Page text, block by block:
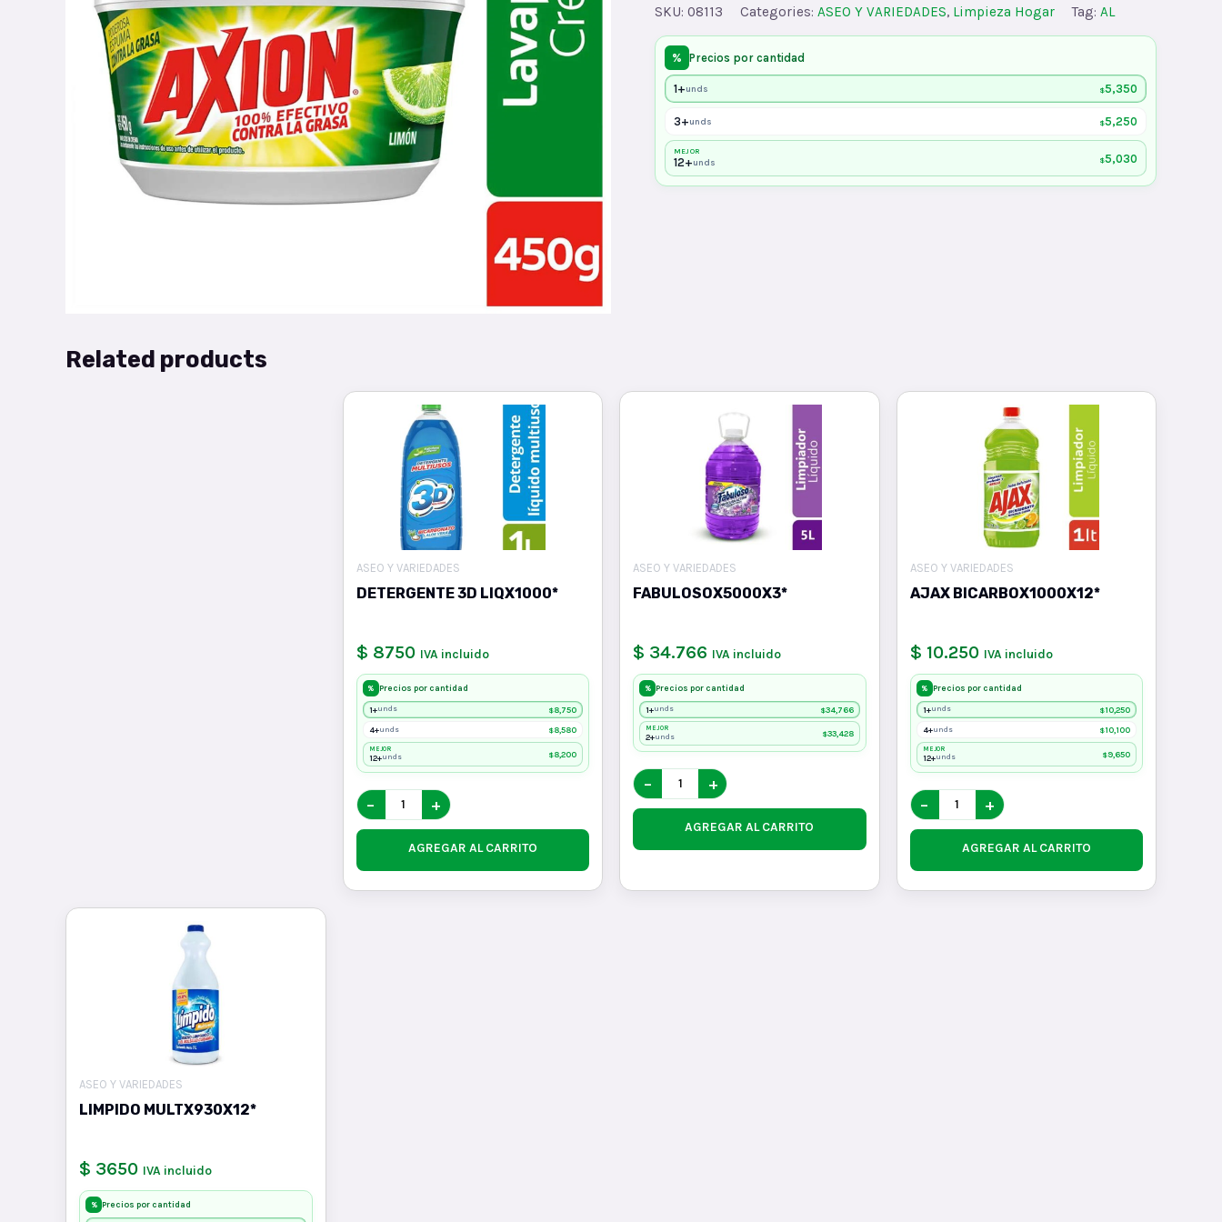
SKU: 08113 Categories: ASEO Y VARIEDADES, Limpieza Hogar Tag: AL
% Precios por cantidad
1+unds $5,350
3+unds $5,250
MEJOR
12+unds $5,030
Related products
ASEO Y VARIEDADES
DETERGENTE 3D LIQX1000*
$ 8750 IVA incluido
% Precios por cantidad
1+unds $8,750
4+unds $8,580
MEJOR
12+unds $8,200
− +
AGREGAR AL CARRITO
ASEO Y VARIEDADES
FABULOSOX5000X3*
$ 34.766 IVA incluido
% Precios por cantidad
1+unds $34,766
MEJOR
2+unds $33,428
− +
AGREGAR AL CARRITO
ASEO Y VARIEDADES
AJAX BICARBOX1000X12*
$ 10.250 IVA incluido
% Precios por cantidad
1+unds $10,250
4+unds $10,100
MEJOR
12+unds $9,650
− +
AGREGAR AL CARRITO
ASEO Y VARIEDADES
LIMPIDO MULTX930X12*
$ 3650 IVA incluido
% Precios por cantidad